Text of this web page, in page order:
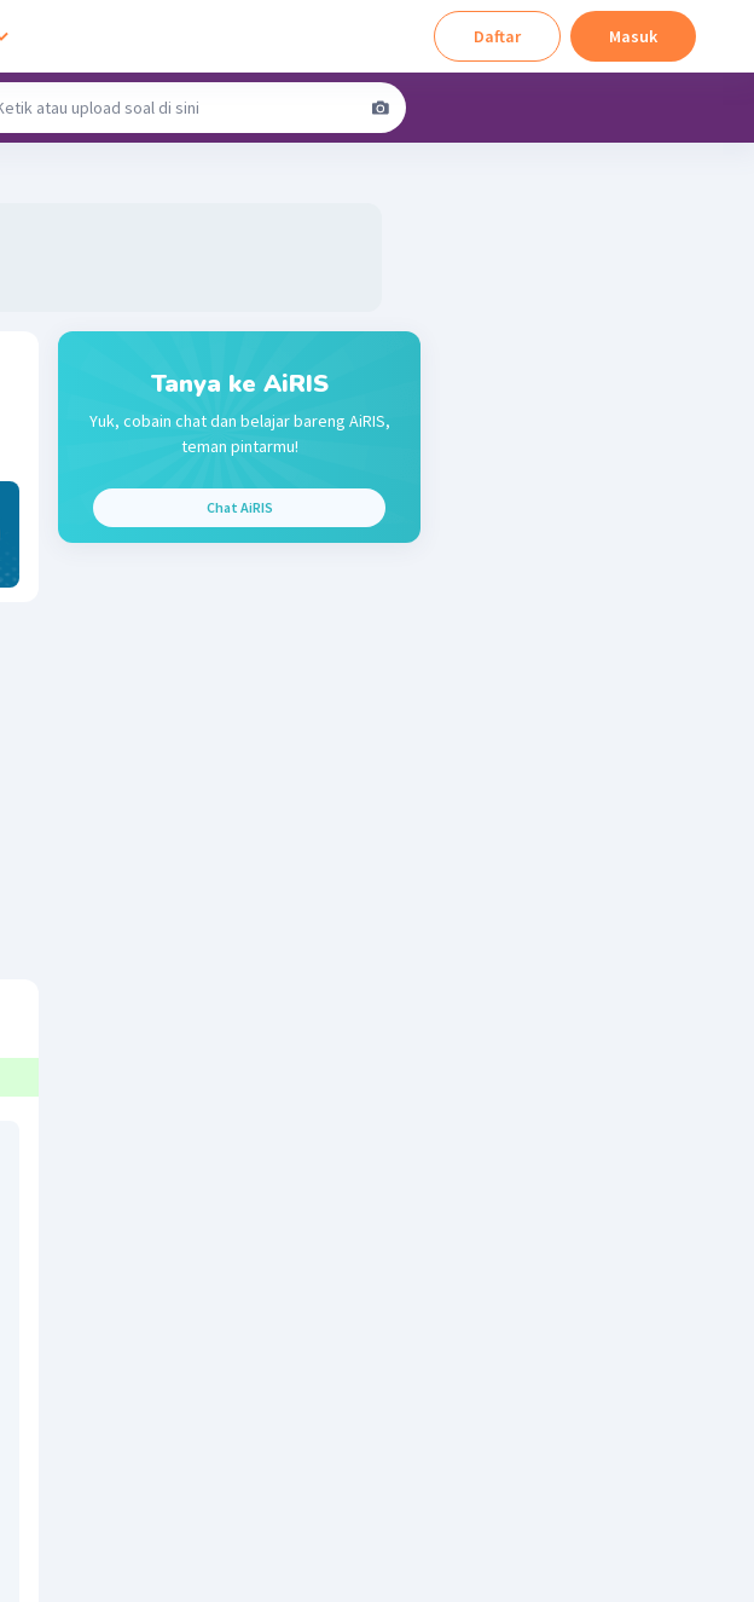
Daftar Masuk
Tanya ke AiRIS
Yuk, cobain chat dan belajar bareng AiRIS,
teman pintarmu!
Chat AiRIS